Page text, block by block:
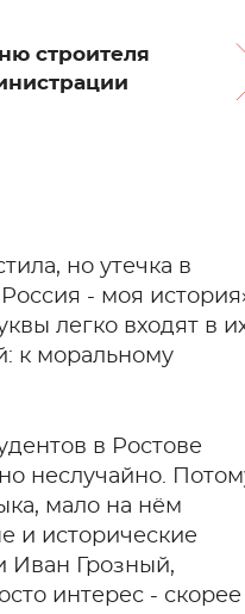
строителя
но утечка в
- моя
легко входят в
к моральному
в Ростове
неслучайно.
мало на нём
и исторические
Иван Грозный,
интерес - скорее